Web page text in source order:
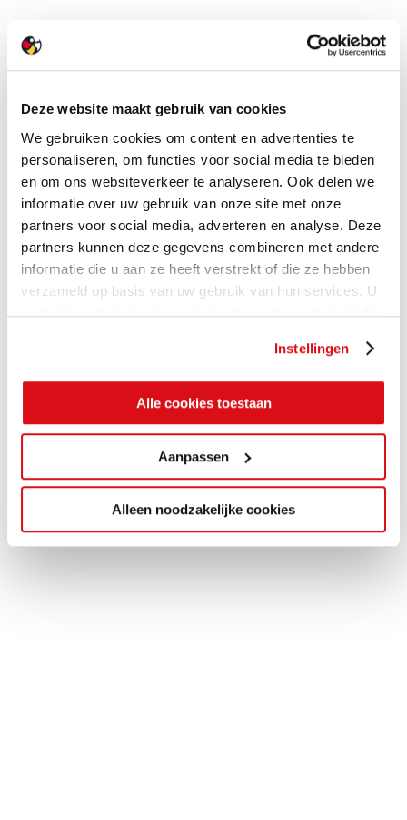
Deze website maakt gebruik van cookies
We gebruiken cookies om content en advertenties te
personaliseren, om functies voor social media te bieden
en om ons websiteverkeer te analyseren. Ook delen we
informatie over uw gebruik van onze site met onze
partners voor social media, adverteren en analyse. Deze
partners kunnen deze gegevens combineren met andere
informatie die u aan ze heeft verstrekt of die ze hebben
verzameld op basis van uw gebruik van hun services. U
gaat akkoord met onze cookies als u onze website blijft
Instellingen
Alle cookies toestaan
Aanpassen
Alleen noodzakelijke cookies